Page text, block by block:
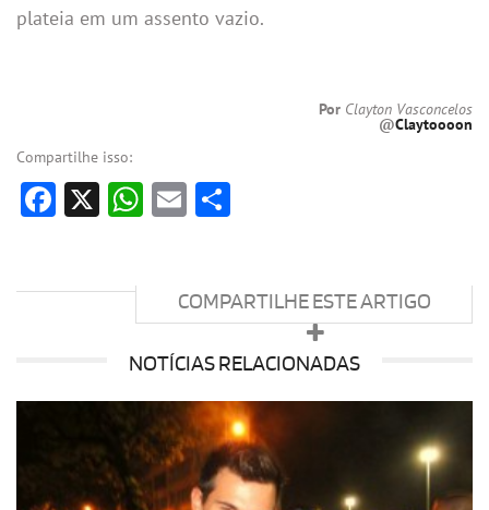
plateia em um assento vazio.
Por Clayton Vasconcelos
@Claytoooon
Compartilhe isso:
Facebook
X WhatsApp
Email
COMPARTILHE ESTE ARTIGO
NOTÍCIAS RELACIONADAS